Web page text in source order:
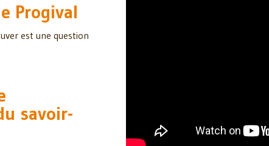
Progival
est une question
savoir-